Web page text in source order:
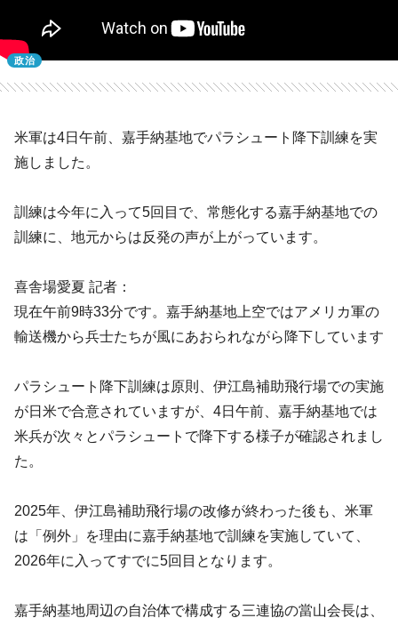
政治
米軍は4日午前、嘉手納基地でパラシュート降下訓練を実
施しました。
訓練は今年に入って5回目で、常態化する嘉手納基地での
訓練に、地元からは反発の声が上がっています。
喜舎場愛夏 記者：
現在午前9時33分です。嘉手納基地上空ではアメリカ軍の
輸送機から兵士たちが風にあおられながら降下しています
パラシュート降下訓練は原則、伊江島補助飛行場での実施
が日米で合意されていますが、4日午前、嘉手納基地では
米兵が次々とパラシュートで降下する様子が確認されまし
た。
2025年、伊江島補助飛行場の改修が終わった後も、米軍
は「例外」を理由に嘉手納基地で訓練を実施していて、
2026年に入ってすでに5回目となります。
嘉手納基地周辺の自治体で構成する三連協の當山会長は、